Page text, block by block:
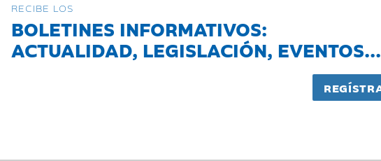
RECIBE LOS
BOLETINES INFORMATIVOS:
ACTUALIDAD, LEGISLACIÓN, EVENTOS...